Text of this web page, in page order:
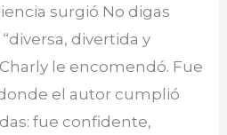
surgió No digas
divertida y
le encomendó. Fue
el autor cumplió
fue confidente,